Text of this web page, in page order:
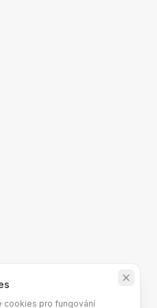
cookies pro fungování